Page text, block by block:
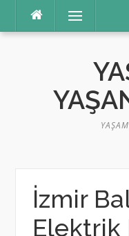
Menü
İzmir
Elektrik